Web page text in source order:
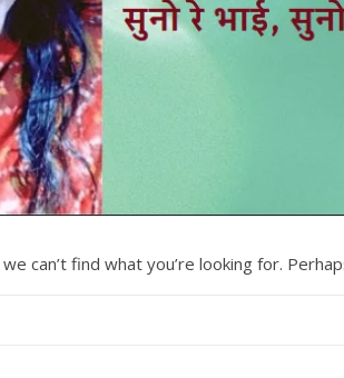
can’t find what you’re looking for.